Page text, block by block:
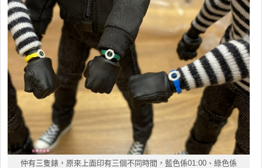
仲有三隻錶，原來上面印有三個不同時間，藍色係01:00、綠色係